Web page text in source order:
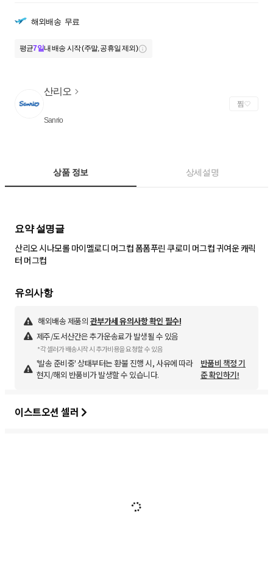
해외배송 무료
평균7일내 배송 시작 (주말, 공휴일 제외)
산리오
Sanrio
찜
상품 정보 상세설명
요약 설명글
산리오 시나모롤 마이멜로디 머그컵 폼폼푸린 쿠로미 머그컵 귀여운 캐릭
유의사항
해외배송 제품의 관부가세 유의사항 확인 필수!
제주/도서산간은 추가운송료가 발생될 수 있음
*각 셀러가 배송시작 시 추가비용을 요청할 수 있음
'발송 준비중' 상태부터는 환불 진행 시, 사유에 따라
현지/해외 반품비가 발생할 수 있습니다.
반품비 책정 기
준 확인하기!
이스트오션 셀러